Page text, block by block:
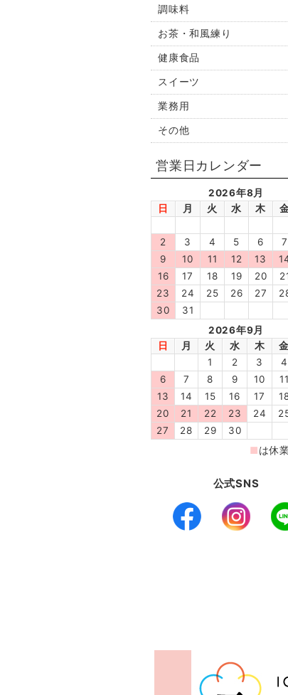
調味料
お茶・和風練り
健康食品
スイーツ
業務用
その他
公式SNS